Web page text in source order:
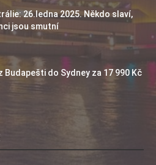
26.ledna 2025. Někdo slaví,
jsou smutní
Budapešti do Sydney za 17 990 Kč